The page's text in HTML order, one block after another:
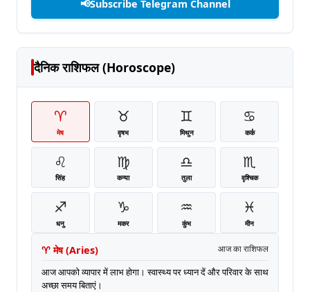
📢Subscribe Telegram Channel
दैनिक राशिफल (Horoscope)
♈
मेष
♉
वृषभ
♊
मिथुन
♋
कर्क
♌
सिंह
♍
कन्या
♎
तुला
♏
वृश्चिक
♐
धनु
♑
मकर
♒
कुंभ
♓
मीन
♈ मेष(Aries) आज का राशिफल
आज आपको व्यापार में लाभ होगा। स्वास्थ्य पर ध्यान दें और परिवार के साथ
अच्छा समय बिताएं।